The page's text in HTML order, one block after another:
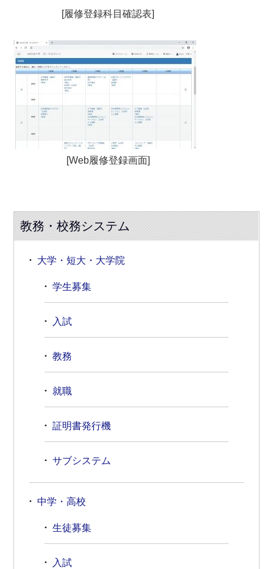
[履修登録科目確認表]
[Web履修登録画面]
教務・校務システム
大学・短大・大学院
学生募集
入試
教務
就職
証明書発行機
サブシステム
中学・高校
生徒募集
入試